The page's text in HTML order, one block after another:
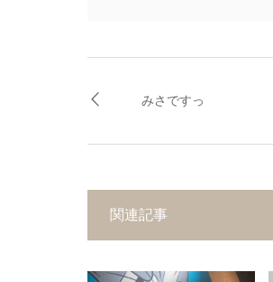
みさですっ
関連記事